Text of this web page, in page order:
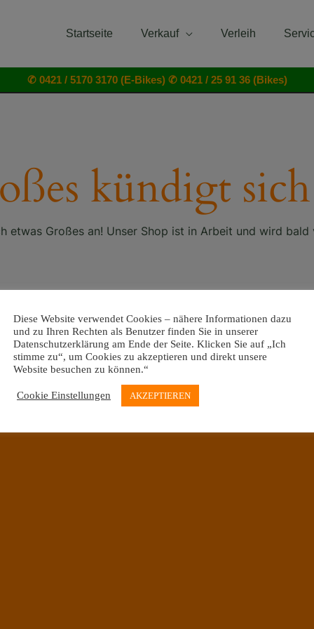
Startseite Verkauf Verleih
✆ 0421 / 5170 3170 (E-Bikes) ✆ 0421 / 25 91 36 (Bikes)
kündigt
etwas Großes an! Unser Shop ist in Arbeit und wird
Diese Website verwendet Cookies – nähere Informationen dazu
und zu Ihren Rechten als Benutzer finden Sie in unserer
Datenschutzerklärung am Ende der Seite. Klicken Sie auf „Ich
stimme zu“, um Cookies zu akzeptieren und direkt unsere
Website besuchen zu können.“
Cookie Einstellungen AKZEPTIEREN
Oberneulander Landstraße 39 & Mühlenfeldstraße 20